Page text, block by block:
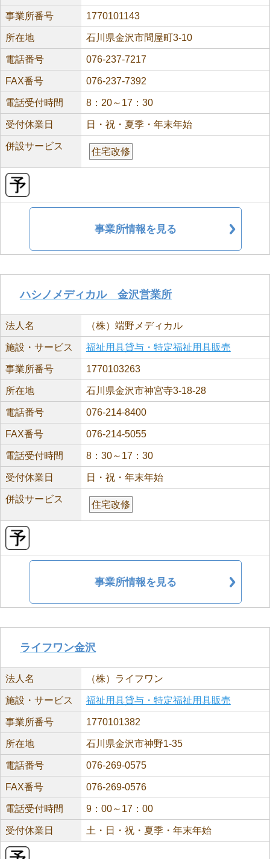
事業所番号 1770101143
所在地 石川県金沢市問屋町3-10
電話番号 076-237-7217
FAX番号 076-237-7392
電話受付時間 8：20～17：30
受付休業日 日・祝・夏季・年末年始
併設サービス
住宅改修
事業所情報を見る
ハシノメディカル 金沢営業所
法人名 （株）端野メディカル
施設・サービス 福祉用具貸与・特定福祉用具販売
事業所番号 1770103263
所在地 石川県金沢市神宮寺3-18-28
電話番号 076-214-8400
FAX番号 076-214-5055
電話受付時間 8：30～17：30
受付休業日 日・祝・年末年始
併設サービス
住宅改修
事業所情報を見る
ライフワン金沢
法人名 （株）ライフワン
施設・サービス 福祉用具貸与・特定福祉用具販売
事業所番号 1770101382
所在地 石川県金沢市神野1-35
電話番号 076-269-0575
FAX番号 076-269-0576
電話受付時間 9：00～17：00
受付休業日 土・日・祝・夏季・年末年始